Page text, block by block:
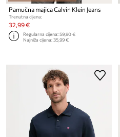
Pamučna majica Calvin Klein Jeans
Trenutna cijena:
32,99 €
Regularna cijena:59,90 €
Najniža cijena:35,99 €